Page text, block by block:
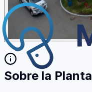
Sobre la Planta